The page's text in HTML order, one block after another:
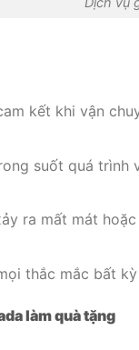
kết khi vận
suốt quá trình
ra mất mát
thắc mắc bất
làm quà tặng